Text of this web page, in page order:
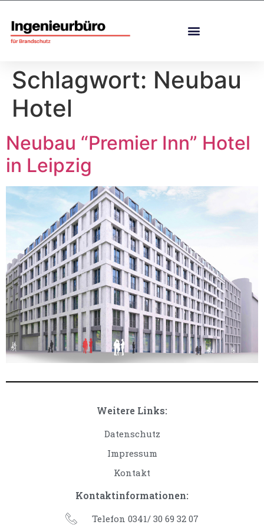
Schlagwort: Neubau
Hotel
Neubau “Premier Inn” Hotel
in Leipzig
Weitere Links:
Datenschutz
Impressum
Kontakt
Kontaktinformationen:
Telefon 0341/ 30 69 32 07